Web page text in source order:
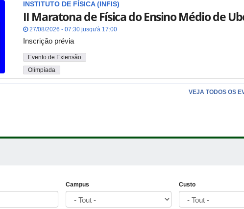
INSTITUTO DE FÍSICA (INFIS)
II Maratona de Física do Ensino Médio de
27/08/2026 - 07:30 jusqu'à 17:00
Inscrição prévia
Evento de Extensão
Olimpíada
VEJA TODOS OS
Campus Custo